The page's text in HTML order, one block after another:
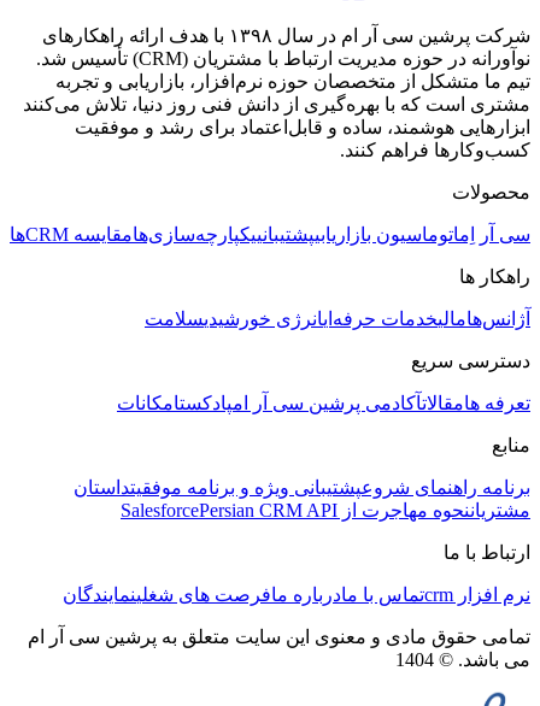
شرکت پرشین سی آر ام در سال ۱۳۹۸ با هدف ارائه راهکارهای
نوآورانه در حوزه مدیریت ارتباط با مشتریان (CRM) تأسیس شد.
تیم ما متشکل از متخصصان حوزه نرم‌افزار، بازاریابی و تجربه
مشتری است که با بهره‌گیری از دانش فنی روز دنیا، تلاش می‌کنند
ابزارهایی هوشمند، ساده و قابل‌اعتماد برای رشد و موفقیت
کسب‌وکارها فراهم کنند.
محصولات
سی آر اِماتوماسیون بازاریابیپشتیبانییکپارچه‌سازی‌هامقایسه CRMها
راهکار ها
آژانس‌هامالیخدمات حرفه‌ایانرژی خورشیدیسلامت
دسترسی سریع
تعرفه هامقالاتآکادمی پرشین سی آر امپادکستامکانات
منابع
برنامه راهنمای شروعپشتیبانی ویژه و برنامه موفقیتداستان
مشتریاننحوه مهاجرت از Salesforce Persian CRM API
ارتباط با ما
نرم افزار crm تماس با مادرباره مافرصت های شغلینمایندگان
تمامی حقوق مادی و معنوی این سایت متعلق به پرشین سی آر ام
می باشد. © 1404